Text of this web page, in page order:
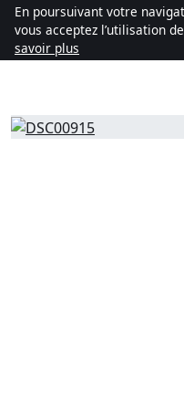
Aller au contenu
En poursuivant votre
vous acceptez l’utilisation
savoir plus